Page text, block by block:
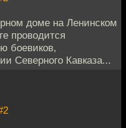
доме на Ленинском
проводится
боевиков,
Северного Кавказа...